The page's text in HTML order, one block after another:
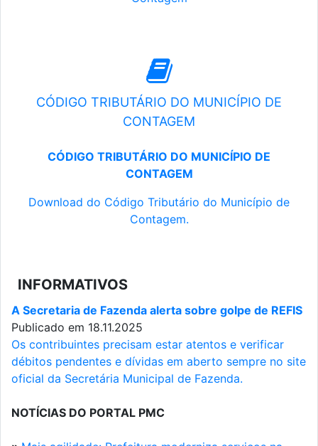
CÓDIGO TRIBUTÁRIO DO MUNICÍPIO DE
CONTAGEM
CÓDIGO TRIBUTÁRIO DO MUNICÍPIO DE
CONTAGEM
Download do Código Tributário do Município de
Contagem.
INFORMATIVOS
A Secretaria de Fazenda alerta sobre golpe de REFIS
Publicado em 18.11.2025
Os contribuintes precisam estar atentos e verificar
débitos pendentes e dívidas em aberto sempre no site
oficial da Secretária Municipal de Fazenda.
NOTÍCIAS DO PORTAL PMC